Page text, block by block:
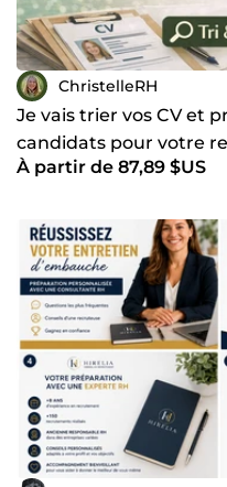
ChristelleRH
Je vais trier vos CV et
candidats pour votre
À partir de 87,89 $US